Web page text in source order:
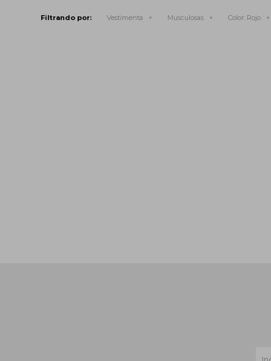
Filtrando por: Vestimenta Musculosas Color: Rojo